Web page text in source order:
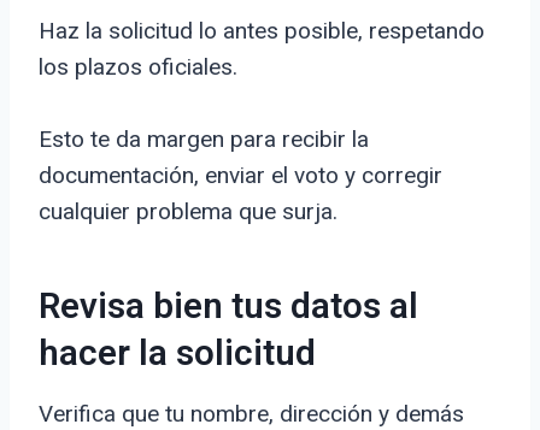
Haz la solicitud lo antes posible, respetando
los plazos oficiales.
Esto te da margen para recibir la
documentación, enviar el voto y corregir
cualquier problema que surja.
Revisa bien tus datos al
hacer la solicitud
Verifica que tu nombre, dirección y demás